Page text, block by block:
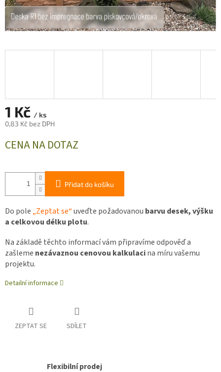
1 Kč / ks
0,83 Kč bez DPH
cena:
CENA NA DOTAZ
Přidat do košíku
Do pole „Zeptat se“uveďte požadovanou barvu desek, výšku
a celkovou délku plotu.
Na základě těchto informací vám připravíme odpověď a
zašleme nezávaznou cenovou kalkulacina míru vašemu
projektu.
Detailní informace
ZEPTAT SE SDÍLET
Flexibilní prodej